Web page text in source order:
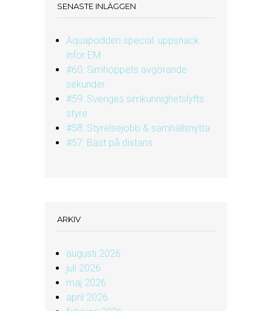
SENASTE INLÄGGEN
Aquapodden special: uppsnack
inför EM
#60: Simhoppets avgörande
sekunder
#59: Sveriges simkunnighetslyfts
styre
#58: Styrelsejobb & samhällsnytta
#57: Bäst på distans
ARKIV
augusti 2026
juli 2026
maj 2026
april 2026